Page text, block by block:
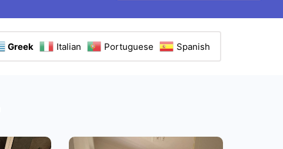
Greek Italian Portuguese Spanish